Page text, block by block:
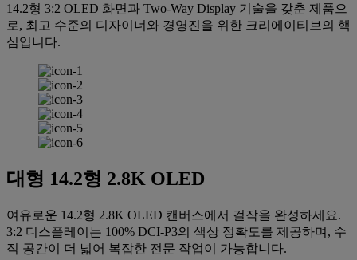
14.2형 3:2 OLED 화면과 Two-Way Display 기술을 갖춘 제품으
로, 최고 수준의 디자이너와 경영진을 위한 크리에이티브의 핵
심입니다.
대형 14.2형 2.8K OLED
여유로운 14.2형 2.8K OLED 캔버스에서 걸작을 완성하세요.
3:2 디스플레이는 100% DCI-P3의 색상 정확도를 제공하며, 수
직 공간이 더 넓어 복잡한 전문 작업이 가능합니다.